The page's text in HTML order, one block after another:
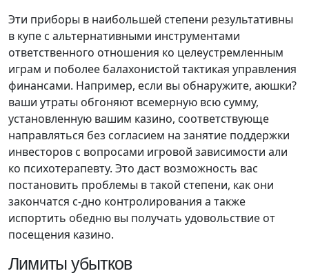
Эти приборы в наибольшей степени результативны
в купе с альтернативными инструментами
ответственного отношения ко целеустремленным
играм и поболее балахонистой тактикая управления
финансами. Например, если вы обнаружите, аюшки?
ваши утраты обгоняют всемерную всю сумму,
установленную вашим казино, соответствующе
направляться без согласием на занятие поддержки
инвесторов с вопросами игровой зависимости али
ко психотерапевту. Это даст возможность вас
постановить проблемы в такой степени, как они
закончатся с-дно контролирования а также
испортить обедню вы получать удовольствие от
посещения казино.
Лимиты убытков